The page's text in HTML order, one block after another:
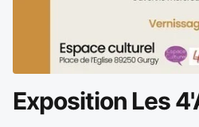
Exposition Les